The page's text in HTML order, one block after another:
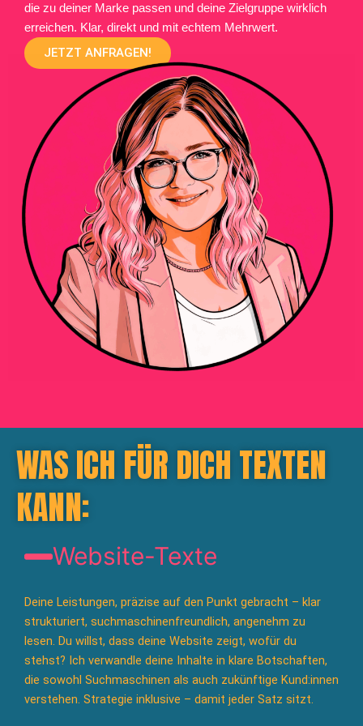
die zu deiner Marke passen und deine Zielgruppe wirklich
erreichen. Klar, direkt und mit echtem Mehrwert.
JETZT ANFRAGEN!
WAS ICH FÜR DICH TEXTEN
KANN:
Website-Texte
Deine Leistungen, präzise auf den Punkt gebracht – klar
strukturiert, suchmaschinenfreundlich, angenehm zu
lesen. Du willst, dass deine Website zeigt, wofür du
stehst? Ich verwandle deine Inhalte in klare Botschaften,
die sowohl Suchmaschinen als auch zukünftige Kund:innen
verstehen. Strategie inklusive – damit jeder Satz sitzt.